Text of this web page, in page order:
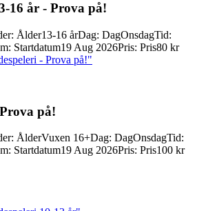
16 år - Prova på!
: Ålder13-16 årDag: DagOnsdagTid:
: Startdatum19 Aug 2026Pris: Pris80 kr
- Prova på!"
Prova på!
: ÅlderVuxen 16+Dag: DagOnsdagTid:
: Startdatum19 Aug 2026Pris: Pris100 kr